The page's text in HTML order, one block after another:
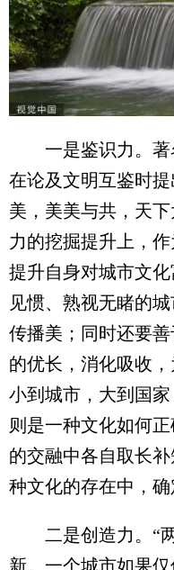
一是鉴识力。著
在论及文明互鉴时
美，美美与共，天
力的挖掘提升上，
提升自身对城市文
见惯、熟视无睹的
传播美；同时还要
的优长，消化吸收
小到城市，大到国
则是一种文化如何
的交融中各自取长
种文化的存在中，确
二是创造力。“两
新。一个城市如果